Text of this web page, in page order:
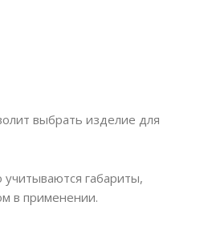
выбрать изделие для
габариты,
в применении.